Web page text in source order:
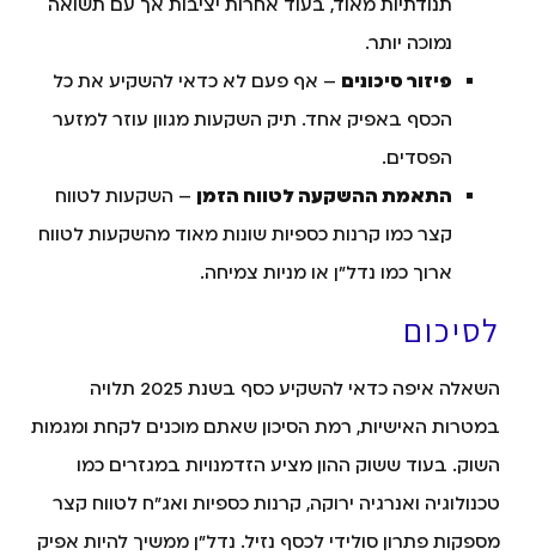
נמוכה יותר.
פיזור סיכונים – אף פעם לא כדאי להשקיע את כל
הכסף באפיק אחד. תיק השקעות מגוון עוזר למזער
הפסדים.
התאמת ההשקעה לטווח הזמן – השקעות לטווח
קצר כמו קרנות כספיות שונות מאוד מהשקעות לטווח
ארוך כמו נדל"ן או מניות צמיחה.
לסיכום
השאלה איפה כדאי להשקיע כסף בשנת 2025 תלויה
במטרות האישיות, רמת הסיכון שאתם מוכנים לקחת ומגמות
השוק. בעוד ששוק ההון מציע הזדמנויות במגזרים כמו
טכנולוגיה ואנרגיה ירוקה, קרנות כספיות ואג"ח לטווח קצר
מספקות פתרון סולידי לכסף נזיל. נדל"ן ממשיך להיות אפיק